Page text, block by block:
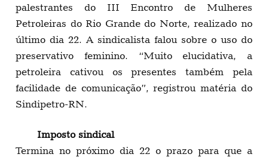
palestrantes do III Encontro de Mulheres
Petroleiras do Rio Grande do Norte, realizado no
último dia 22. A sindicalista falou sobre o uso do
preservativo feminino. “Muito elucidativa, a
petroleira cativou os presentes também pela
facilidade de comunicação”, registrou matéria do
Sindipetro-RN.
Imposto sindical
Termina no próximo dia 22 o prazo para que a